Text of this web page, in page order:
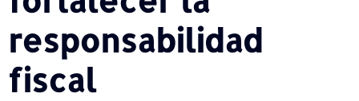
responsabilidad
fiscal